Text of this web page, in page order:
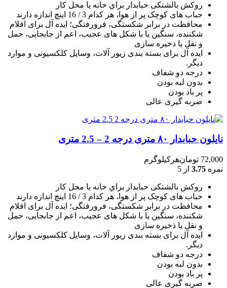
روکش بالشتکی حبابدار براي خانه يا محل کار
حباب های کوچک پر از هوا، هر کدام 3 / 16 اينچ اندازه دارند
محافظت در برابر شکستگی، فرورفتگی؛ ايده آل برای اقلام
شکننده، سنگين يا با شکل های عجيب، اعم از جابجايی، حمل
و نقل يا ذخيره سازی
ایده آل برای بسته بندی زیور آلات، وسایل کلکسیونی و موارد
دیگر.
درجه دو شفاف
بدون لبه بودن
پر باد بودن
ضربه گیری عالی
نایلون حبابدار ۸۰ متری درجه 2 – 2.5 متری
72,000 تومانهرکیلوگرم
نمره 3.75 از 5
روکش بالشتکی حبابدار براي خانه يا محل کار
حباب های کوچک پر از هوا، هر کدام 3 / 16 اينچ اندازه دارند
محافظت در برابر شکستگی، فرورفتگی؛ ايده آل برای اقلام
شکننده، سنگين يا با شکل های عجيب، اعم از جابجايی، حمل
و نقل يا ذخيره سازی
ایده آل برای بسته بندی زیور آلات، وسایل کلکسیونی و موارد
دیگر.
درجه دو شفاف
بدون لبه بودن
پر باد بودن
ضربه گیری عالی